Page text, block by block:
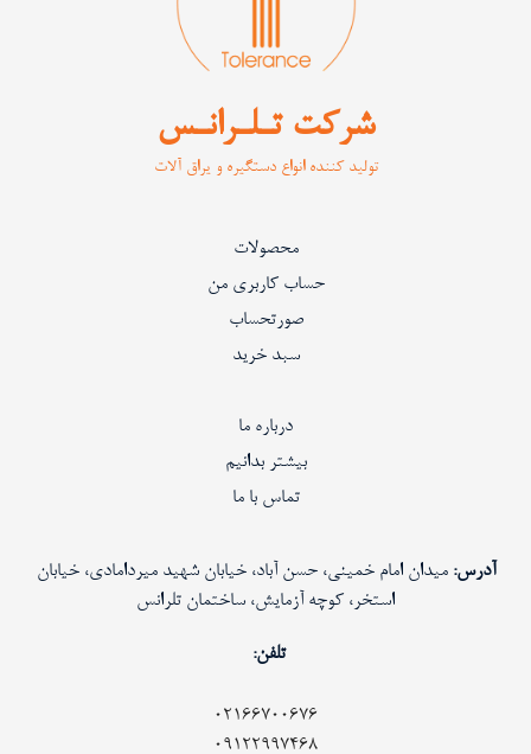
شرکت تـلـرانـس
تولید کننده انواع دستگیره و یراق آلات
محصولات
حساب کاربری من
صورتحساب
سبد خرید
درباره ما
بیشتر بدانیم
تماس با ما
آدرس: میدان امام خمینی، حسن آباد، خیابان شهید میردامادی، خیابان
استخر، کوچه آزمایش، ساختمان تلرانس
تلفن:
02166700676
09122997468